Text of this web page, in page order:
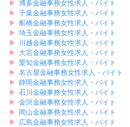
▶︎ 博多金融事務女性求人・バイト
▶︎ 千葉金融事務女性求人・バイト
▶︎ 船橋金融事務女性求人・バイト
▶︎ 埼玉金融事務女性求人・バイト
▶︎
川越金融事務女性求人・バイト
▶︎ 大宮金融事務女性求人・バイト
▶︎ 愛知金融事務女性求人・バイト
▶︎ 名古屋金融事務女性求人・バイト
▶︎ 静岡金融事務女性求人・バイト
▶︎ 石川金融事務女性求人・バイト
▶︎ 金沢金融事務女性求人・バイト
▶︎ 岡山金融事務女性求人・バイト
▶︎ 広島金融事務女性求人・バイト